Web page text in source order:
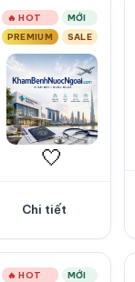
🔥 HOT
MỚI
PREMIUM
SALE
🤍
Chi tiết
🔥 HOT
MỚI